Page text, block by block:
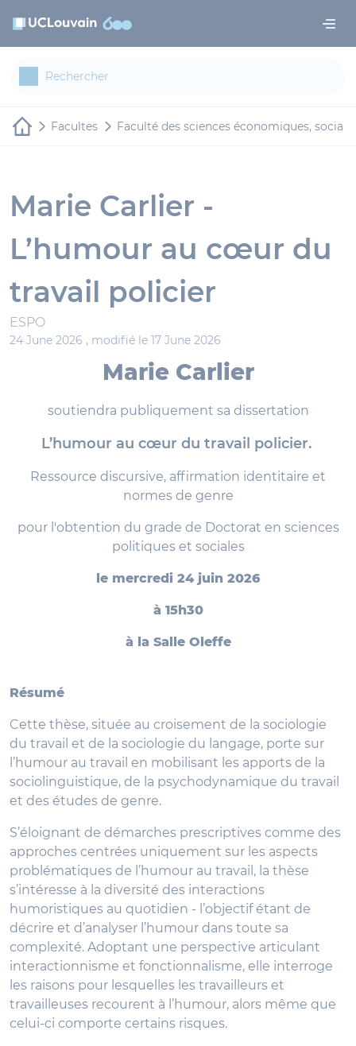
Facultes Faculté des sciences économiques,
Marie Carlier -
L’humour au cœur du
travail policier
ESPO
24 June 2026 , modifié le 17 June 2026
Marie Carlier
soutiendra publiquement sa dissertation
L’humour au cœur du travail policier.
Ressource discursive, affirmation identitaire et
normes de genre
pour l'obtention du grade de Doctorat en sciences
politiques et sociales
le mercredi 24 juin 2026
à 15h30
à la Salle Oleffe
Résumé
Cette thèse, située au croisement de la sociologie
du travail et de la sociologie du langage, porte sur
l’humour au travail en mobilisant les apports de la
sociolinguistique, de la psychodynamique du travail
et des études de genre.
S’éloignant de démarches prescriptives comme des
approches centrées uniquement sur les aspects
problématiques de l’humour au travail, la thèse
s’intéresse à la diversité des interactions
humoristiques au quotidien - l’objectif étant de
décrire et d’analyser l’humour dans toute sa
complexité. Adoptant une perspective articulant
interactionnisme et fonctionnalisme, elle interroge
les raisons pour lesquelles les travailleurs et
travailleuses recourent à l’humour, alors même que
celui-ci comporte certains risques.